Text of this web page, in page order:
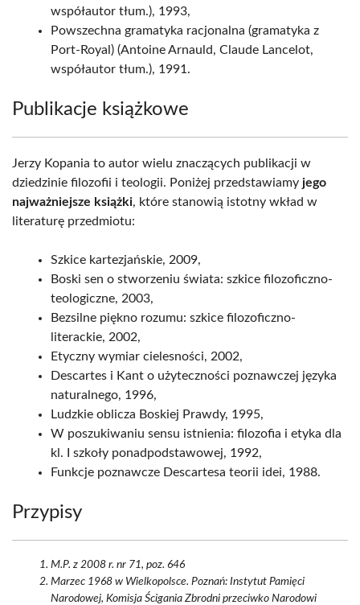
współautor tłum.), 1993,
Powszechna gramatyka racjonalna (gramatyka z
Port-Royal) (Antoine Arnauld, Claude Lancelot,
współautor tłum.), 1991.
Publikacje książkowe
Jerzy Kopania to autor wielu znaczących publikacji w
dziedzinie filozofii i teologii. Poniżej przedstawiamy jego
najważniejsze książki, które stanowią istotny wkład w
literaturę przedmiotu:
Szkice kartezjańskie, 2009,
Boski sen o stworzeniu świata: szkice filozoficzno-
teologiczne, 2003,
Bezsilne piękno rozumu: szkice filozoficzno-
literackie, 2002,
Etyczny wymiar cielesności, 2002,
Descartes i Kant o użyteczności poznawczej języka
naturalnego, 1996,
Ludzkie oblicza Boskiej Prawdy, 1995,
W poszukiwaniu sensu istnienia: filozofia i etyka dla
kl. I szkoły ponadpodstawowej, 1992,
Funkcje poznawcze Descartesa teorii idei, 1988.
Przypisy
M.P. z 2008 r. nr 71, poz. 646
Marzec 1968 w Wielkopolsce. Poznań: Instytut Pamięci
Narodowej, Komisja Ścigania Zbrodni przeciwko Narodowi